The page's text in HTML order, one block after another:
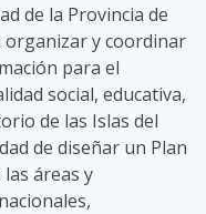
de la Provincia de
organizar y coordinar
para el
social, educativa,
de las Islas del
de diseñar un Plan
áreas y